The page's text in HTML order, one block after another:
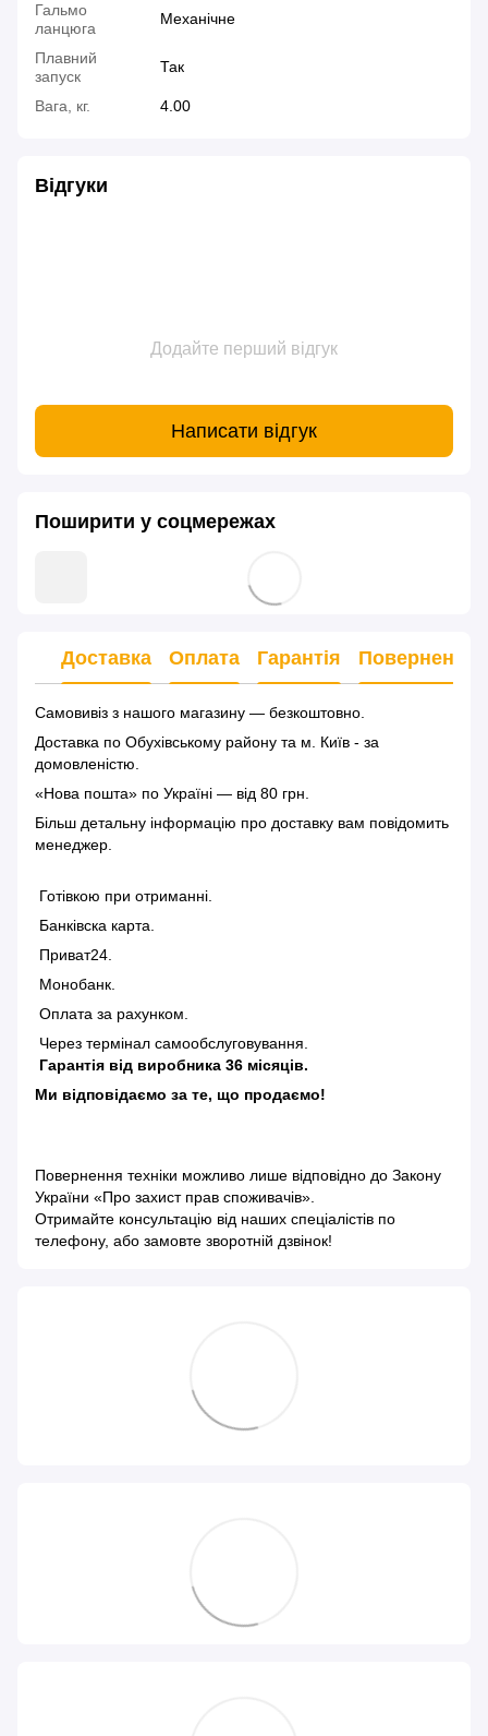
Гальмо
ланцюга
Механічне
Плавний
запуск
Так
Вага, кг. 4.00
Відгуки
Додайте перший відгук
Написати відгук
Поширити у соцмережах
Доставка Оплата Гарантія Повернення
Самовивіз з нашого магазину — безкоштовно.
Доставка по Обухівському району та м. Київ - за
домовленістю.
«Нова пошта» по Україні — від 80 грн.
Більш детальну інформацію про доставку вам повідомить
менеджер.
Готівкою при отриманні.
Банківска карта.
Приват24.
Монобанк.
Оплата за рахунком.
Через термінал самообслуговування.
Гарантія від виробника 36 місяців.
Ми відповідаємо за те, що продаємо!
Повернення техніки можливо лише відповідно до Закону
України «Про захист прав споживачів»
Отримайте консультацію від наших спеціалістів по
телефону, або замовте зворотній дзвінок!